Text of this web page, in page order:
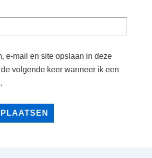
e-mail en site opslaan in deze
volgende keer wanneer ik een